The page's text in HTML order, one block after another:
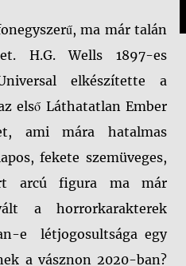
ma már talán
H.G. Wells 1897-es
elkészítette a
első Láthatatlan Ember
ami mára hatalmas
fekete szemüveges,
arcú figura ma már
a horrorkarakterek
e létjogosultsága egy
a vásznon 2020-ban?